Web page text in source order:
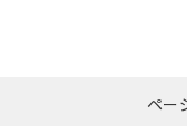
ダウンロードはこちらペー